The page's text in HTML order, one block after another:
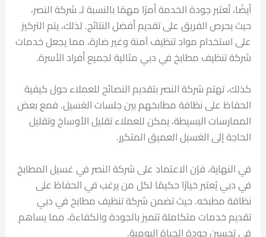
أيضًا، تُعتبر جودة الخدمة أمرًا مهمًا بالنسبة لـ شركة النصر،
حيث يحرص الفريق على تقديم أفضل النتائج. لذلك، يتم التركيز
على استخدام مواد تنظيف آمنة وغير ضارة، مما يجعل خدمات
شركة تنظيف مطابخ في دبي مثالية لجميع أفراد الأسرة.
كذلك، تهتم شركة النصر بتقديم النصائح للعملاء حول كيفية
الحفاظ على نظافة مطابخهم بين جلسات الغسيل. فمع بعض
الممارسات البسيطة، يمكن للعملاء تقليل الأوساخ وتقليل
الحاجة إلى الغسيل العميق المتكرر.
في النهاية، فإن الاعتماد على شركة النصر في غسيل المطابخ
في دبي يُعتبر خيارًا حكيمًا لكل من يرغب في الحفاظ على
نظافة مطبخه. حيث تضمن شركة تنظيف مطابخ في دبي
تقديم خدمات متكاملة تتميز بالجودة والكفاءة، مما يساهم
في تحسين جودة الحياة اليومية.